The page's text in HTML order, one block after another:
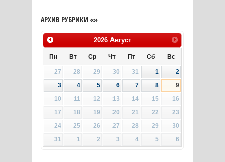
АРХИВ РУБРИКИ «»
2026 Август
Пн Вт Ср Чт Пт Сб Вс
27 28 29 30 31 1
2
3
4 5 6 7 8
9
10
11 12 13 14 15
16
17
18 19 20 21 22
23
24
25 26 27 28 29
30
31
1 2 3 4 5 6